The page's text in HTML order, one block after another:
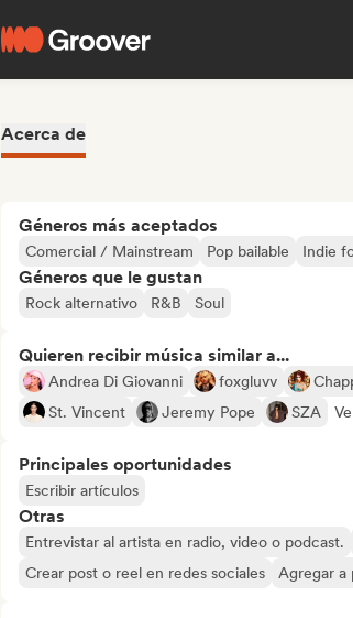
Acerca de
Géneros más aceptados
Comercial / Mainstream Pop bailable Indie
Géneros que le gustan
Rock alternativo R&B Soul
Quieren recibir música similar a...
Andrea Di Giovanni foxgluvv
St. Vincent
Jeremy Pope SZA
Principales oportunidades
Escribir artículos
Otras
Entrevistar al artista en radio, video o podcast.
Crear post o reel en redes sociales
Agregar a